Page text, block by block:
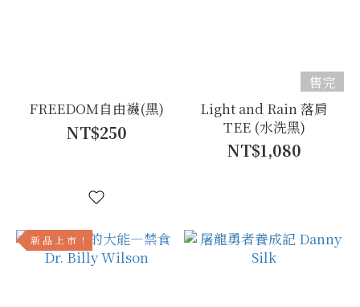
FREEDOM自由襪(黑)
NT$250
售完
Light and Rain 落肩
TEE (水洗黑)
NT$1,080
新 品 上 市 ！